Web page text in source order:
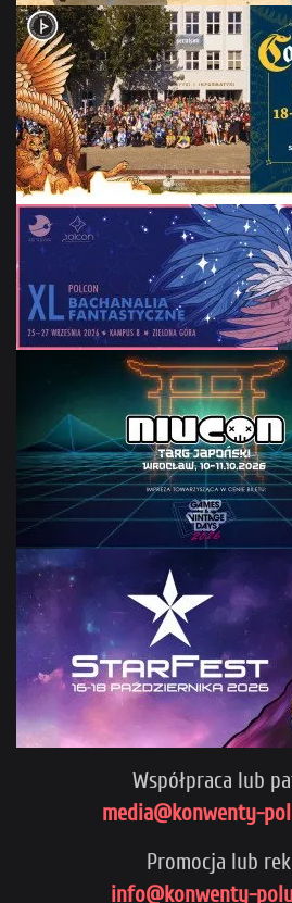
Współpraca lub
media@konwenty-
Promocja lub
info@konwenty-